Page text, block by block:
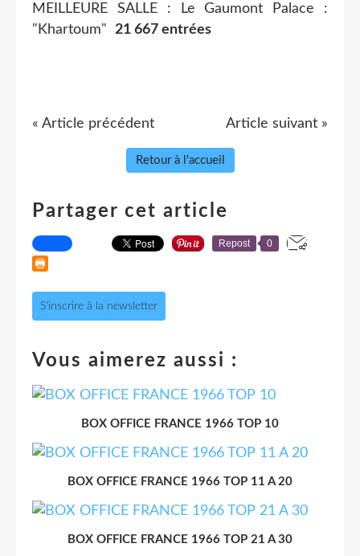
MEILLEURE SALLE : Le Gaumont Palace :
"Khartoum" 21 667 entrées
« Article précédent Article suivant »
Retour à l'accueil
Partager cet article
Repost 0
S'inscrire à la newsletter
Vous aimerez aussi :
BOX OFFICE FRANCE 1966 TOP 10
BOX OFFICE FRANCE 1966 TOP 11 A 20
BOX OFFICE FRANCE 1966 TOP 21 A 30